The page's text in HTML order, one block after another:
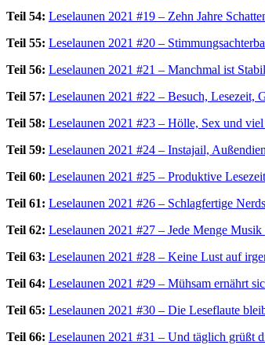
Teil 54: Leselaunen 2021 #19 – Zehn Jahre
Teil 55: Leselaunen 2021 #20 –
Teil 56: Leselaunen 2021 #21 – Manchmal ist
Teil 57: Leselaunen 2021 #22 – Besuch, Lesezeit,
Teil 58: Leselaunen 2021 #23 – Hölle, Sex und
Teil 59: Leselaunen 2021 #24 – Instajail,
Teil 60: Leselaunen 2021 #25 – Produktive
Teil 61: Leselaunen 2021 #26 – Schlagfertige
Teil 62: Leselaunen 2021 #27 – Jede Menge
Teil 63: Leselaunen 2021 #28 – Keine Lust auf
Teil 64: Leselaunen 2021 #29 – Mühsam ernährt
Teil 65: Leselaunen 2021 #30 – Die Leseflaute
Teil 66: Leselaunen 2021 #31 – Und täglich grüßt